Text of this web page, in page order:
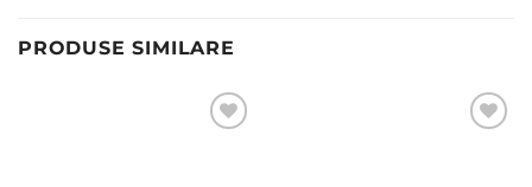
PRODUSE SIMILARE